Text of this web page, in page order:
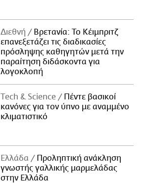
Διεθνή
Βρετανία: Το Κέιμπριτζ
επανεξετάζει τις διαδικασίες
πρόσληψης καθηγητών μετά την
παραίτηση διδάσκοντα για
λογοκλοπή
Τech & Science
Πέντε βασικοί
κανόνες για τον ύπνο με αναμμένο
κλιματιστικό
Ελλάδα
Προληπτική ανάκληση
γνωστής γαλλικής μαρμελάδας
στην Ελλάδα